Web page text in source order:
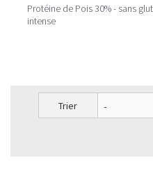
Protéine de Pois 30% - sans
intense
Trier